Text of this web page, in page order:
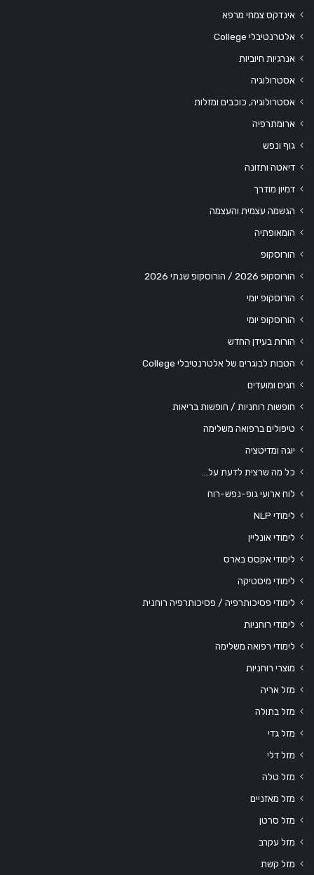
אינדקס צמחי מרפא
אלטרנטיבלי College
אנרגיות חיוביות
אסטרולוגיה
אסטרולוגיה, כוכבים ומזלות
ארומתרפיה
גוף ונפש
דיאטה ותזונה
דמיון מודרך
הגשמה עצמית והעצמה
הומאופתיה
הורוסקופ
הורוסקופ 2026 / הורוסקופ שנתי 2026
הורוסקופ יומי
הורוסקופ יומי
הורות בעידן החדש
הטבות לבוגרים של אלטרנטיבלי College
חגים ומועדים
חופשות רוחניות / חופשות בריאות
טיפולים ברפואה משלימה
יוגה ומדיטציה
כל מה שרצית לדעת על…
לוח ארועי גופ-נפש-רוח
לימודי NLP
לימודי אונליין
לימודי אקסס בארס
לימודי מיסטיקה
לימודי פסיכותרפיה / פסיכותרפיה רוחנית
לימודי רוחניות
לימודי רפואה משלימה
מוצרי רוחניות
מזל אריה
מזל בתולה
מזל גדי
מזל דלי
מזל טלה
מזל מאזניים
מזל סרטן
מזל עקרב
מזל קשת